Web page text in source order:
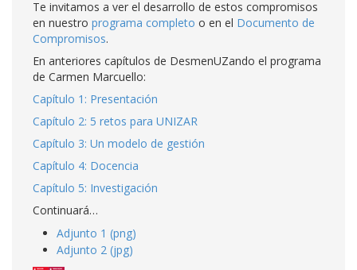
Te invitamos a ver el desarrollo de estos compromisos
en nuestro programa completo o en el Documento de
Compromisos.
En anteriores capítulos de DesmenUZando el programa
de Carmen Marcuello:
Capítulo 1: Presentación
Capítulo 2: 5 retos para UNIZAR
Capítulo 3: Un modelo de gestión
Capítulo 4: Docencia
Capítulo 5: Investigación
Continuará…
Adjunto 1 (png)
Adjunto 2 (jpg)